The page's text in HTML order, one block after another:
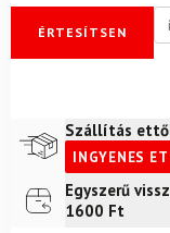
ÉRTESÍTSEN
Szállítás
INGYENES
Futár a címre2 400
Egyszerű
1600 Ft